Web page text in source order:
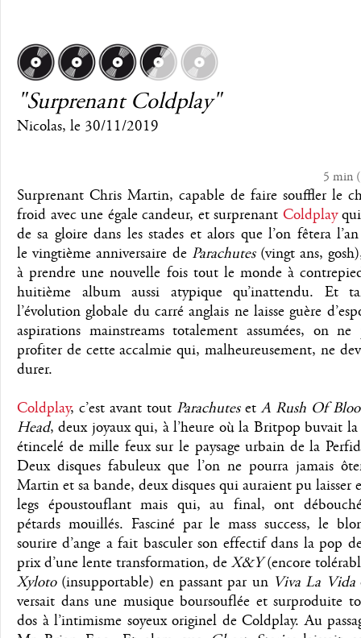
"Surprenant Coldplay"
Nicolas, le 30/11/2019
5 min(
Surprenant Chris Martin, capable de faire souffler le
froid avec une égale candeur, et surprenant Coldplay
de sa gloire dans les stades et alors que l’on fêtera
le vingtième anniversaire de Parachutes(vingt ans,
à prendre une nouvelle fois tout le monde à
huitième album aussi atypique qu’inattendu. Et
l’évolution globale du carré anglais ne laisse guère
aspirations mainstreams totalement assumées, on
profiter de cette accalmie qui, malheureusement, ne
durer.
Coldplay, c’est avant tout ParachutesetA Rush Of
Head, deux joyaux qui, à l’heure où la Britpop buvait la
étincelé de mille feux sur le paysage urbain de la
Deux disques fabuleux que l’on ne pourra jamais
Martin et sa bande, deux disques qui auraient pu laisser
legs époustouflant mais qui, au final, ont
pétards mouillés. Fasciné par le mass success, le
sourire d’ange a fait basculer son effectif dans la pop
prix d’une lente transformation, deX&Y(encore
Xyloto(insupportable) en passant par un Viva La Vida
versait dans une musique boursouflée et surproduite
dos à l’intimisme soyeux originel de Coldplay. Au